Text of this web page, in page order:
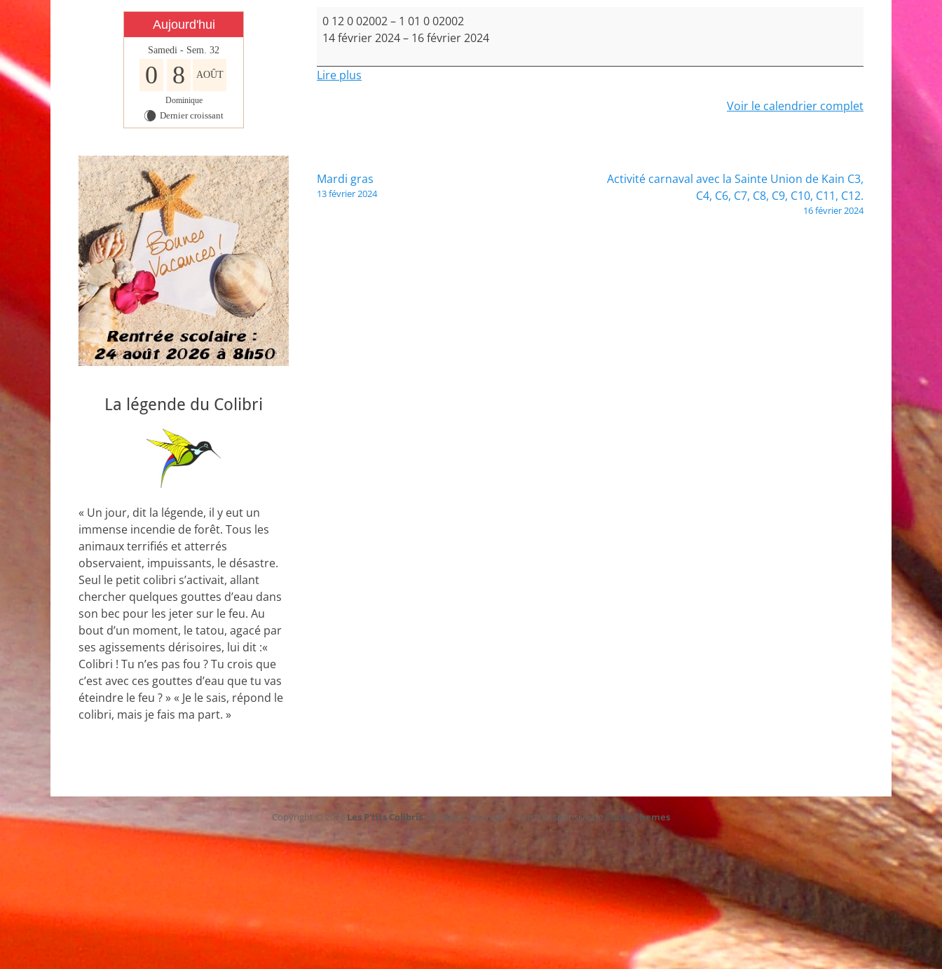
Classe
verte
et
C15)
0 12 0 02002– 1 01 0 02002
14 février 2024– 16 février 2024
Lire plus
Voir le calendrier complet
Navigation
Mardi gras
13 février 2024
Activité carnaval avec la Sainte Union de Kain C3,
C4, C6, C7, C8, C9, C10, C11, C12.
16 février 2024
Aujourd'hui
Samedi - Sem. 32
0 8 AOÛT
Dominique
W Dernier croissant
La légende du Colibri
« Un jour, dit la légende, il y eut un
immense incendie de forêt. Tous les
animaux terrifiés et atterrés
observaient, impuissants, le désastre.
Seul le petit colibri s’activait, allant
chercher quelques gouttes d’eau dans
son bec pour les jeter sur le feu. Au
bout d’un moment, le tatou, agacé par
ses agissements dérisoires, lui dit :«
Colibri ! Tu n’es pas fou ? Tu crois que
c’est avec ces gouttes d’eau que tu vas
éteindre le feu ? » « Je le sais, répond le
colibri, mais je fais ma part. »
Copyright © 2026 Les P'tits Colibris. All Rights Reserved. | Catch Responsive de Catch Themes